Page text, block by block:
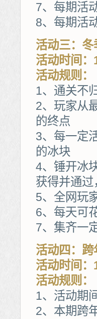
7、每期活
8、每期活
活动三：
活动时间
活动规则：
1、通关不
2、玩家从
的终点
3、每一定
的冰块
4、锤开冰
获得并通
5、全网玩
6、每天可
7、集齐一
活动四：跨
活动时间
活动规则：
1、活动期
2、本期跨